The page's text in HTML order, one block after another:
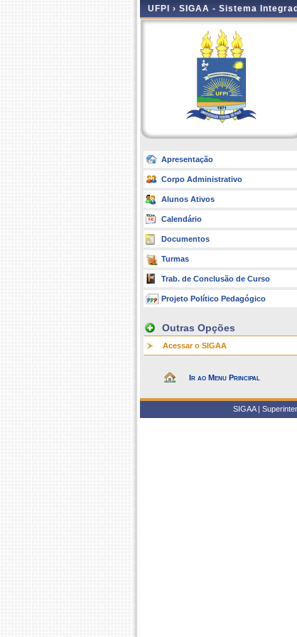
UFPI › SIGAA - Sistema
Apresentação
Corpo Administrativo
Alunos Ativos
Calendário
Documentos
Turmas
Trab. de Conclusão de Curso
Projeto Político Pedagógico
Outras Opções
Acessar o SIGAA
Ir ao Menu Principal
SIGAA |